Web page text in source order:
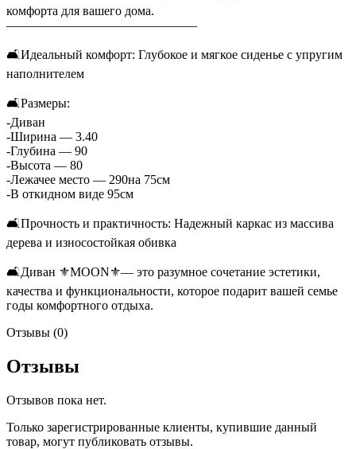
комфорта для вашего дома.
———————————————
🛋️Идеальный комфорт: Глубокое и мягкое сиденье с упругим
наполнителем
🛋️Размеры:
-Диван
-Ширина — 3.40
-Глубина — 90
-Высота — 80
-Лежачее место — 290на 75см
-В откидном виде 95см
🛋️Прочность и практичность: Надежный каркас из массива
дерева и износостойкая обивка
🛋️Диван ⚜️MOON⚜️— это разумное сочетание эстетики,
качества и функциональности, которое подарит вашей семье
годы комфортного отдыха.
Отзывы (0)
Отзывы
Отзывов пока нет.
Только зарегистрированные клиенты, купившие данный
товар, могут публиковать отзывы.